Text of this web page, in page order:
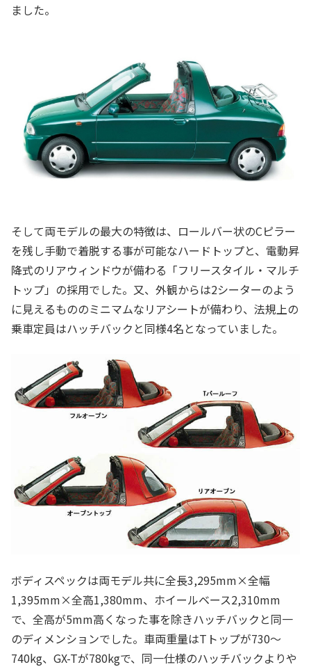
ました。
そして両モデルの最大の特徴は、ロールバー状のCピラー
を残し手動で着脱する事が可能なハードトップと、電動昇
降式のリアウィンドウが備わる「フリースタイル・マルチ
トップ」の採用でした。又、外観からは2シーターのよう
に見えるもののミニマムなリアシートが備わり、法規上の
乗車定員はハッチバックと同様4名となっていました。
ボディスペックは両モデル共に全長3,295mm×全幅
1,395mm×全高1,380mm、ホイールベース2,310mm
で、全高が5mm高くなった事を除きハッチバックと同一
のディメンションでした。車両重量はTトップが730～
740kg、GX-Tが780kgで、同一仕様のハッチバックよりや